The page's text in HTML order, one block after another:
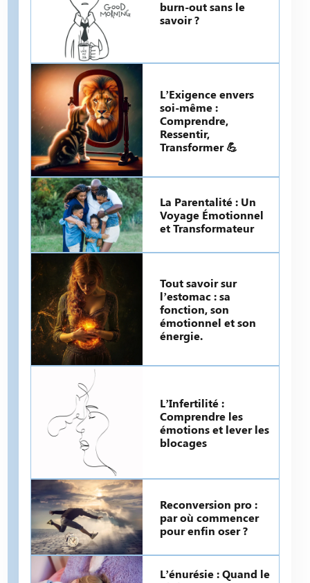
burn-out sans le
savoir ?
L’Exigence envers
soi-même :
Comprendre,
Ressentir,
Transformer 💪
La Parentalité : Un
Voyage Émotionnel
et Transformateur
Tout savoir sur
l’estomac : sa
fonction, son
émotionnel et son
énergie.
L’Infertilité :
Comprendre les
émotions et lever les
blocages
Reconversion pro :
par où commencer
pour enfin oser ?
L’énurésie : Quand le